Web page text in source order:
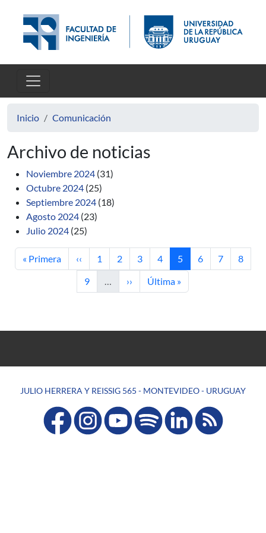
Inicio Comunicación
Archivo de noticias
Noviembre 2024 (31)
Octubre 2024 (25)
Septiembre 2024 (18)
Agosto 2024 (23)
Julio 2024 (25)
Primera página
« Primera Página anterior
‹‹ Página
1 Página
2 Página
3 Página
4 Página actual
5 Página
6 Página
7 Página
8
Página
9 … Siguiente página
›› Última página
Última »
JULIO HERRERA Y REISSIG 565 - MONTEVIDEO - URUGUAY